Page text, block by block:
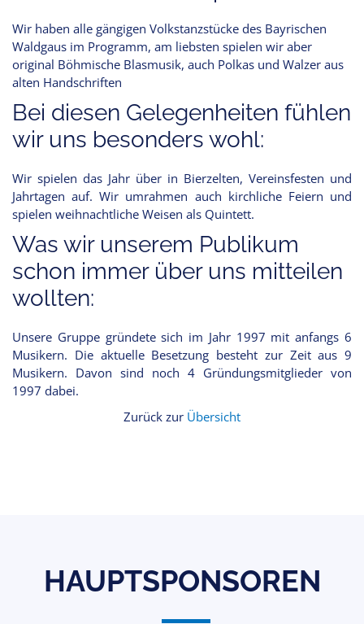
Wir haben alle gängigen Volkstanzstücke des Bayrischen
Waldgaus im Programm, am liebsten spielen wir aber
original Böhmische Blasmusik, auch Polkas und Walzer aus
alten Handschriften
Bei diesen Gelegenheiten fühlen
wir uns besonders wohl:
Wir spielen das Jahr über in Bierzelten, Vereinsfesten und
Jahrtagen auf. Wir umrahmen auch kirchliche Feiern und
spielen weihnachtliche Weisen als Quintett.
Was wir unserem Publikum
schon immer über uns mitteilen
wollten:
Unsere Gruppe gründete sich im Jahr 1997 mit anfangs 6
Musikern. Die aktuelle Besetzung besteht zur Zeit aus 9
Musikern. Davon sind noch 4 Gründungsmitglieder von
1997 dabei.
Zurück zur Übersicht
HAUPTSPONSOREN